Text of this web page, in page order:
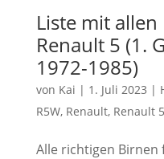
Liste mit
Renault 5 (1.
1972-1985)
von Kai | 1. Juli 2023 |
R5W, Renault, Renault 5
Alle richtigen Birnen